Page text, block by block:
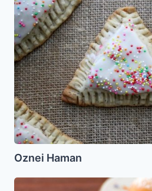
Haman
Oznei Haman
Sufganiot